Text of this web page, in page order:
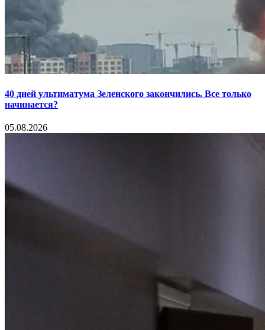
40 дней ультиматума Зеленского закончились. Все только
начинается?
05.08.2026